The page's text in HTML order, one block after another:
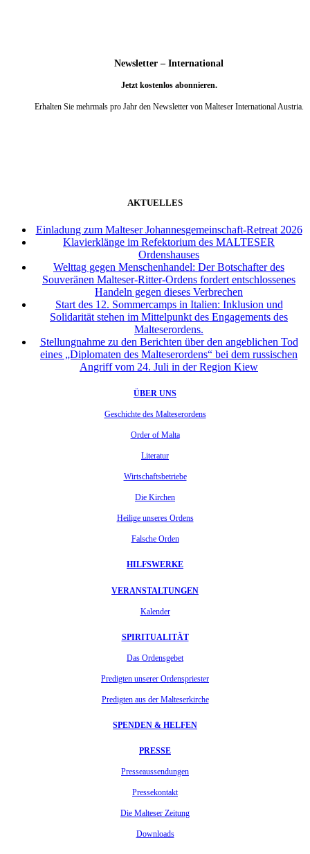
Newsletter – International
Jetzt kostenlos abonnieren.
Erhalten Sie mehrmals pro Jahr den Newsletter von Malteser International Austria.
AKTUELLES
Einladung zum Malteser Johannesgemeinschaft-Retreat 2026
Klavierklänge im Refektorium des MALTESER
Ordenshauses
Welttag gegen Menschenhandel: Der Botschafter des
Souveränen Malteser-Ritter-Ordens fordert entschlossenes
Handeln gegen dieses Verbrechen
Start des 12. Sommercamps in Italien: Inklusion und
Solidarität stehen im Mittelpunkt des Engagements des
Malteserordens.
Stellungnahme zu den Berichten über den angeblichen Tod
eines „Diplomaten des Malteserordens“ bei dem russischen
Angriff vom 24. Juli in der Region Kiew
ÜBER UNS
Geschichte des Malteserordens
Order of Malta
Literatur
Wirtschaftsbetriebe
Die Kirchen
Heilige unseres Ordens
Falsche Orden
HILFSWERKE
VERANSTALTUNGEN
Kalender
SPIRITUALITÄT
Das Ordensgebet
Predigten unserer Ordenspriester
Predigten aus der Malteserkirche
SPENDEN & HELFEN
PRESSE
Presseaussendungen
Pressekontakt
Die Malteser Zeitung
Downloads